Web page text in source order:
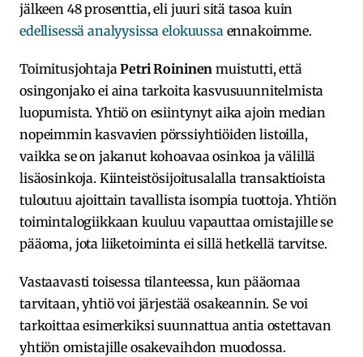
jälkeen 48 prosenttia, eli juuri sitä tasoa kuin
edellisessä analyysissa elokuussaennakoimme.
ToimitusjohtajaPetri Roininen muistutti, että
osingonjako ei aina tarkoita kasvusuunnitelmista
luopumista. Yhtiö on esiintynyt aika ajoin median
nopeimmin kasvavien pörssiyhtiöiden listoilla,
vaikka se on jakanut kohoavaa osinkoa ja välillä
lisäosinkoja. Kiinteistösijoitusalalla transaktioista
tuloutuu ajoittain tavallista isompia tuottoja. Yhtiön
toimintalogiikkaan kuuluu vapauttaa omistajille se
pääoma, jota liiketoiminta ei sillä hetkellä tarvitse.
Vastaavasti toisessa tilanteessa, kun pääomaa
tarvitaan, yhtiö voi järjestää osakeannin. Se voi
tarkoittaa esimerkiksi suunnattua antia ostettavan
yhtiön omistajille osakevaihdon muodossa.